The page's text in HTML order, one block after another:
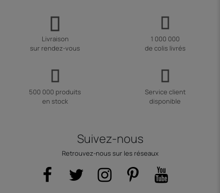
Livraison
sur rendez-vous
1 000 000
de colis livrés
500 000 produits
en stock
Service client
disponible
Suivez-nous
Retrouvez-nous sur les réseaux